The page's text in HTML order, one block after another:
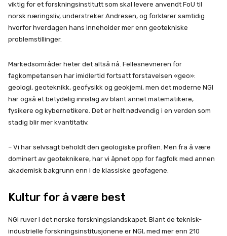
viktig for et forskningsinstitutt som skal levere anvendt FoU til
norsk næringsliv, understreker Andresen, og forklarer samtidig
hvorfor hverdagen hans inneholder mer enn geotekniske
problemstillinger.
Markedsområder heter det altså nå. Fellesnevneren for
fagkompetansen har imidlertid fortsatt forstavelsen «geo»:
geologi, geoteknikk, geofysikk og geokjemi, men det moderne NGI
har også et betydelig innslag av blant annet matematikere,
fysikere og kybernetikere. Det er helt nødvendig i en verden som
stadig blir mer kvantitativ.
– Vi har selvsagt beholdt den geologiske profilen. Men fra å være
dominert av geoteknikere, har vi åpnet opp for fagfolk med annen
akademisk bakgrunn enn i de klassiske geofagene.
Kultur for å være best
NGI ruver i det norske forskningslandskapet. Blant de teknisk-
industrielle forskningsinstitusjonene er NGI, med mer enn 210